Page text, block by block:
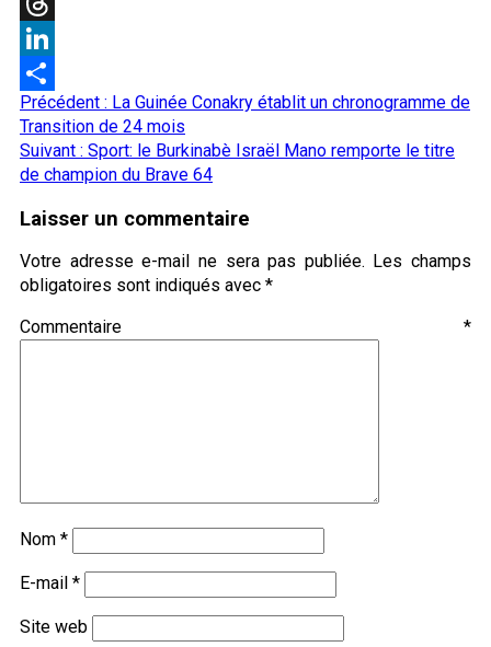
Threads
LinkedIn
Partager
Navigation
d’article
Précédent : La Guinée Conakry établit un chronogramme de
Transition de 24 mois
Suivant : Sport: le Burkinabè Israël Mano remporte le titre
de champion du Brave 64
Laisser un commentaire
Votre adresse e-mail ne sera pas publiée. Les champs
obligatoires sont indiqués avec *
Commentaire *
Nom *
E-mail *
Site web